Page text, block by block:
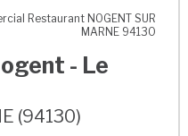
Perreux
Restaurant NOGENT SUR
MARNE 94130
- Le
(94130)